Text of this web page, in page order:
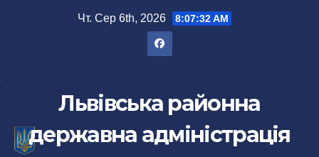
Чт. Сер 6th, 2026 8:07:33 AM
Львівська районна
державна адміністрація